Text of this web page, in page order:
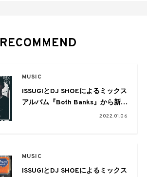
RECOMMEND
MUSIC
ISSUGIとDJ SHOEによるミックス
アルバム『Both Banks』から新録
曲をコンパイルしたアナログ盤が
2022.01.06
MUSIC
ISSUGIとDJ SHOEによるミックス